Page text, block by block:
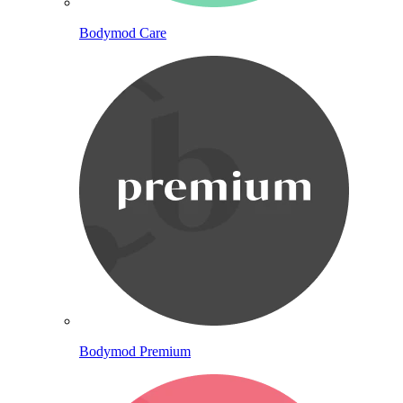
Bodymod Care
Bodymod Premium